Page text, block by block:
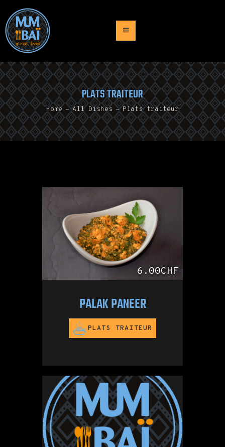
PLATS TRAITEUR
Home All Dishes Plats traiteur
ACCUEIL
PRESENTATION
MENU
TRAITEUR
NEWS
6.00CHF
PALAK PANEER
PLATS TRAITEUR